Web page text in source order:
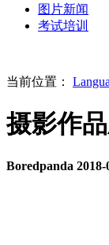
图片新闻
考试培训
当前位置：
摄影作
Boredpanda 2018-